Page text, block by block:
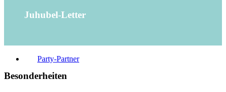
Party-Partner
Juhubel-Letter
Besonderheiten